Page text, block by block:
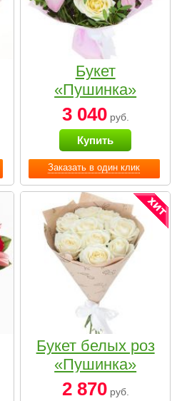
Заказать в один клик
Букет
«Пушинка»
3 040руб.
Купить
Букет белых роз
«Пушинка»
2 870руб.